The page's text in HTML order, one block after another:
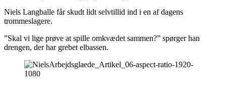
Niels Langballe får skudt lidt selvtillid ind i en af dagens
trommeslagere.
”Skal vi lige prøve at spille omkvædet sammen?” spørger han
drengen, der har grebet elbassen.